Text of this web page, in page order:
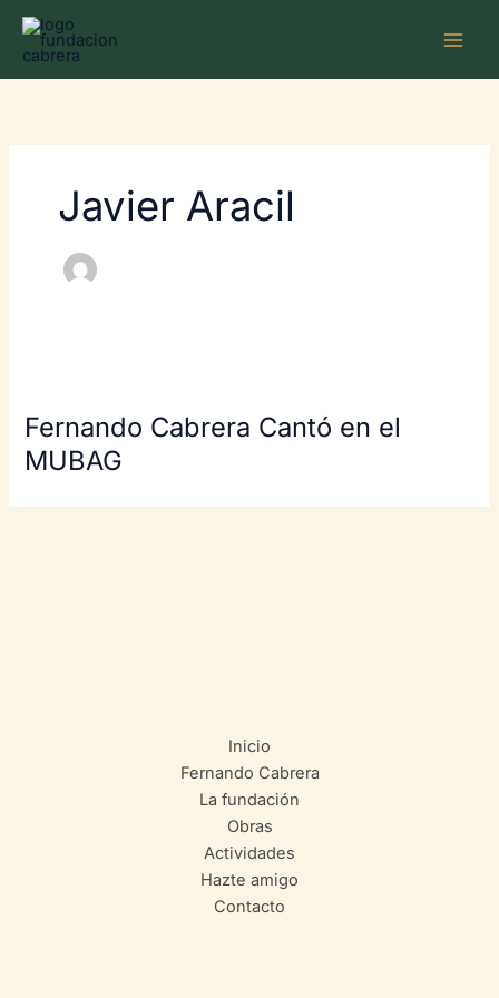
contenido
Javier Aracil
Fernando Cabrera Cantó en el
MUBAG
Inicio
Fernando Cabrera
La fundación
Obras
Actividades
Hazte amigo
Contacto